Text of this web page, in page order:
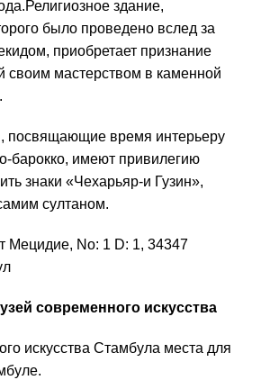
здание,
было проведено вслед за
приобретает признание
своим мастерством в каменной
посвящающие время интерьеру
барокко, имеют привилегию
знаки «Чехарьяр-и Гузин»,
султаном.
Мецидие, No: 1 D: 1, 34347
современного искусства
искусства Стамбула места для